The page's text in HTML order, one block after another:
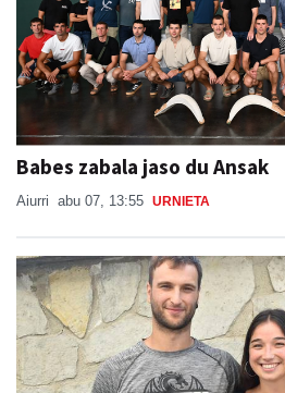
Babes zabala jaso du Ansak
Aiurri abu 07, 13:55 URNIETA